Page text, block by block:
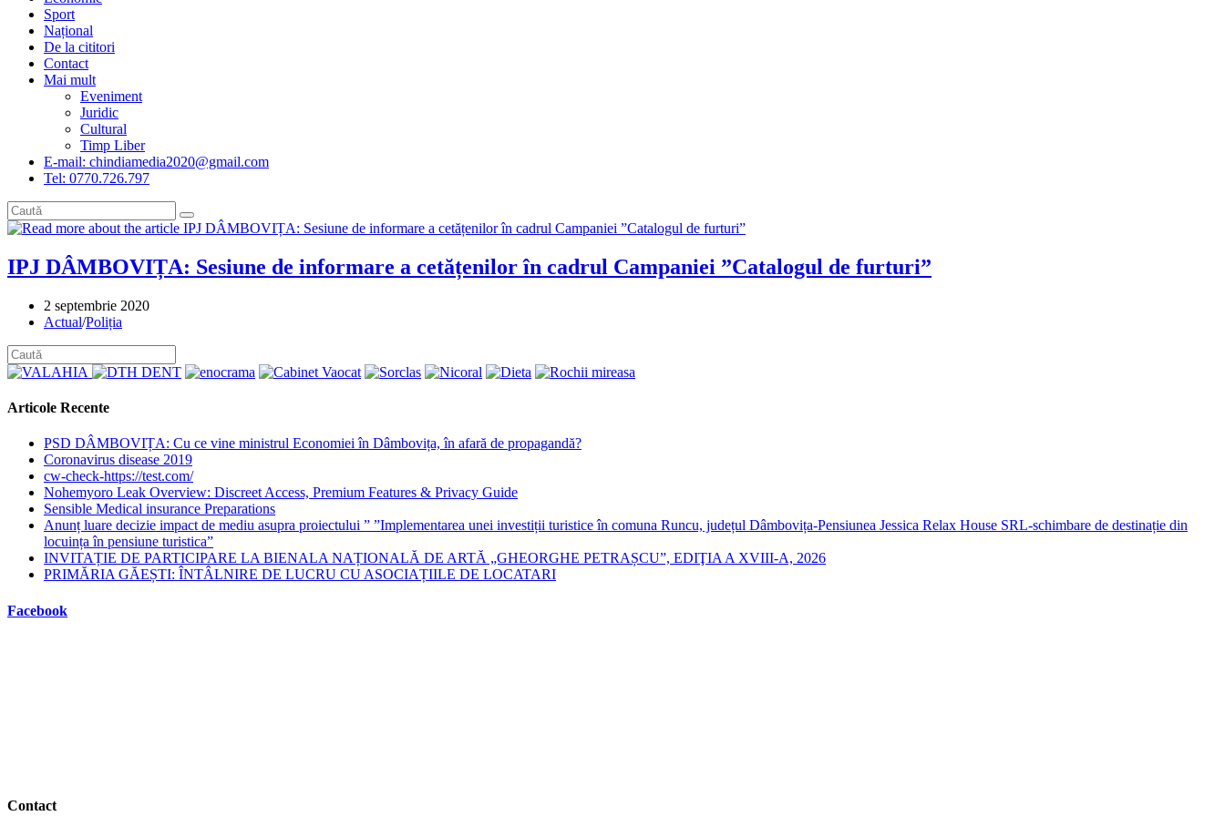
Sport
Național
De la cititori
Contact
Mai mult
Eveniment
Juridic
Cultural
Timp Liber
E-mail: chindiamedia2020@gmail.com
Tel: 0770.726.797
IPJ DÂMBOVIȚA: Sesiune de informare a cetățenilor în cadrul Campaniei ”Catalogul de furturi”
Post
published:
2 septembrie 2020
Post
Actual/Poliția
Articole Recente
PSD DÂMBOVIȚA: Cu ce vine ministrul Economiei în Dâmbovița, în afară de propagandă?
Coronavirus disease 2019
cw-check-https://test.com/
Nohemyoro Leak Overview: Discreet Access, Premium Features & Privacy Guide
Sensible Medical insurance Preparations
Anunț luare decizie impact de mediu asupra proiectului ” ”Implementarea unei investiții turistice în comuna Runcu, județul Dâmbovița-Pensiunea Jessica Relax House SRL-schimbare de destinație din
locuința în pensiune turistica”
INVITAȚIE DE PARTICIPARE LA BIENALA NAȚIONALĂ DE ARTĂ „GHEORGHE PETRAȘCU”, EDIŢIA A XVIII-A, 2026
PRIMĂRIA GĂEȘTI: ÎNTÂLNIRE DE LUCRU CU ASOCIAȚIILE DE LOCATARI
Facebook
Contact